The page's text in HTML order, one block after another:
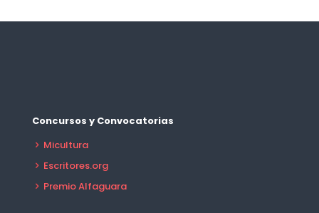
Concursos y Convocatorias
Micultura
Escritores.org
Premio Alfaguara